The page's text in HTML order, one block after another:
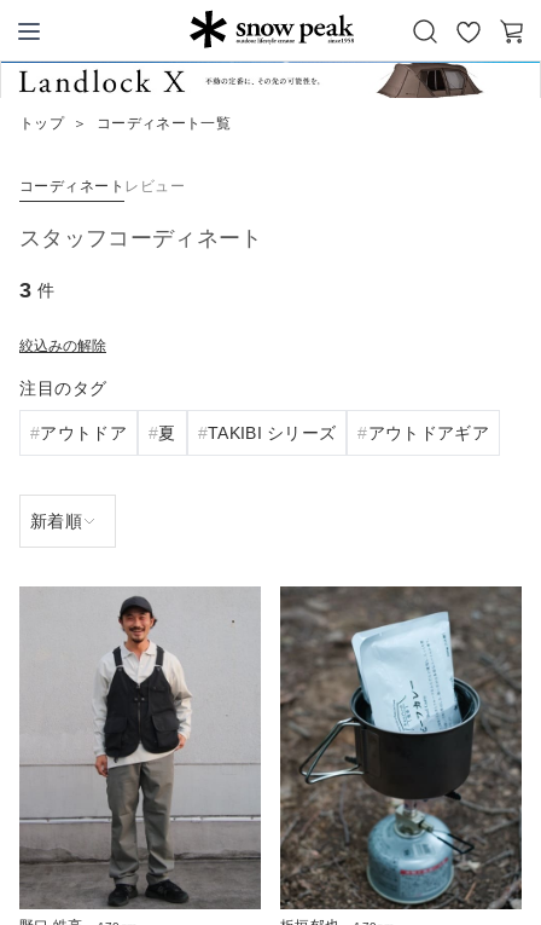
Snow Peak
お
気
カ
トップ ＞ コーディネート一覧
コーディネート レビュー
スタッフコーディネート
3 件
絞込みの解除
注目のタグ
アウトドア 夏 TAKIBI シリーズ アウトドアギア